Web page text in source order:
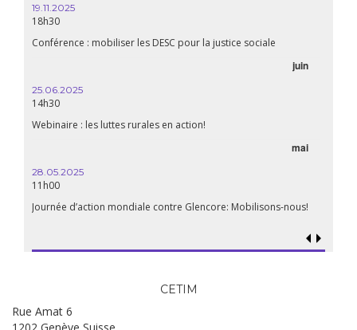
19.11.2025
18h30
Conférence : mobiliser les DESC pour la justice sociale
juin
25.06.2025
14h30
Webinaire : les luttes rurales en action!
mai
28.05.2025
11h00
Journée d’action mondiale contre Glencore: Mobilisons-nous!
CETIM
Rue Amat 6
1202 Genève Suisse